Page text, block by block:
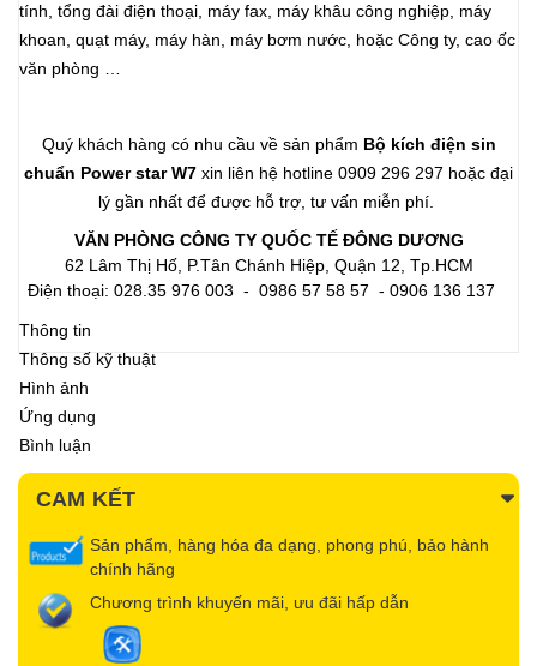
tính, tổng đài điện thoại, máy fax, máy khâu công nghiệp, máy
khoan, quạt máy, máy hàn, máy bơm nước, hoặc Công ty, cao ốc
văn phòng …
Quý khách hàng có nhu cầu về sản phẩm Bộ kích điện sin
chuẩn Power star W7 xin liên hệ hotline 0909 296 297 hoặc đại
lý gần nhất để được hỗ trợ, tư vấn miễn phí.
VĂN PHÒNG CÔNG TY QUỐC TẾ ĐÔNG DƯƠNG
62 Lâm Thị Hố, P.Tân Chánh Hiệp, Quận 12, Tp.HCM
Điện thoại: 028.35 976 003 - 0986 57 58 57 - 0906 136 137
Thông tin
Thông số kỹ thuật
Hình ảnh
Ứng dụng
Bình luận
CAM KẾT
Sản phẩm, hàng hóa đa dạng, phong phú, bảo hành
chính hãng
Chương trình khuyến mãi, ưu đãi hấp dẫn